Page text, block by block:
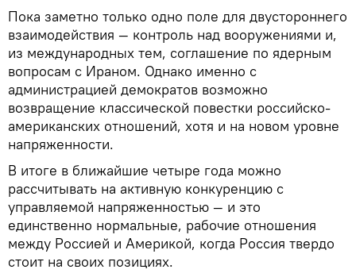
Пока заметно только одно поле для двустороннего
взаимодействия — контроль над вооружениями и,
из международных тем, соглашение по ядерным
вопросам с Ираном. Однако именно с
администрацией демократов возможно
возвращение классической повестки российско-
американских отношений, хотя и на новом уровне
напряженности.
В итоге в ближайшие четыре года можно
рассчитывать на активную конкуренцию с
управляемой напряженностью — и это
единственно нормальные, рабочие отношения
между Россией и Америкой, когда Россия твердо
стоит на своих позициях.